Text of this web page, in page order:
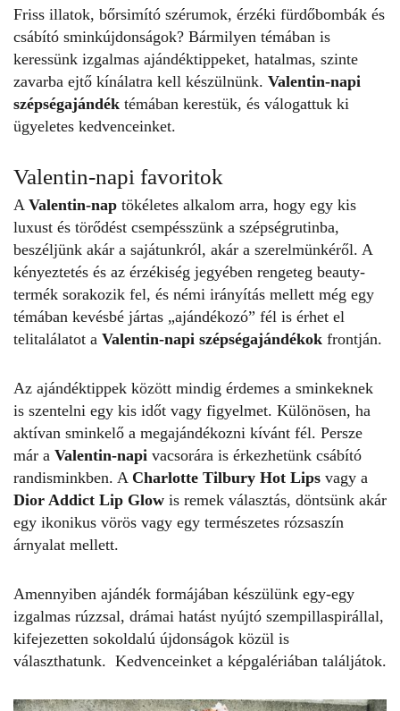
Friss illatok, bőrsimító szérumok, érzéki fürdőbombák és
csábító sminkújdonságok? Bármilyen témában is
keressünk izgalmas ajándéktippeket, hatalmas, szinte
zavarba ejtő kínálatra kell készülnünk. Valentin-napi
szépségajándék témában kerestük, és válogattuk ki
ügyeletes kedvenceinket.
Valentin-napi favoritok
A Valentin-nap tökéletes alkalom arra, hogy egy kis
luxust és törődést csempésszünk a szépségrutinba,
beszéljünk akár a sajátunkról, akár a szerelmünkéről. A
kényeztetés és az érzékiség jegyében rengeteg beauty-
termék sorakozik fel, és némi irányítás mellett még egy
témában kevésbé jártas „ajándékozó” fél is érhet el
telitalálatot a Valentin-napi szépségajándékok frontján.
Az ajándéktippek között mindig érdemes a sminkeknek
is szentelni egy kis időt vagy figyelmet. Különösen, ha
aktívan sminkelő a megajándékozni kívánt fél. Persze
már a Valentin-napi vacsorára is érkezhetünk csábító
randisminkben. A Charlotte Tilbury Hot Lips vagy a
Dior Addict Lip Glow is remek választás, döntsünk akár
egy ikonikus vörös vagy egy természetes rózsaszín
árnyalat mellett.
Amennyiben ajándék formájában készülünk egy-egy
izgalmas rúzzsal, drámai hatást nyújtó szempillaspirállal,
kifejezetten sokoldalú újdonságok közül is
választhatunk. Kedvenceinket a képgalériában találjátok.